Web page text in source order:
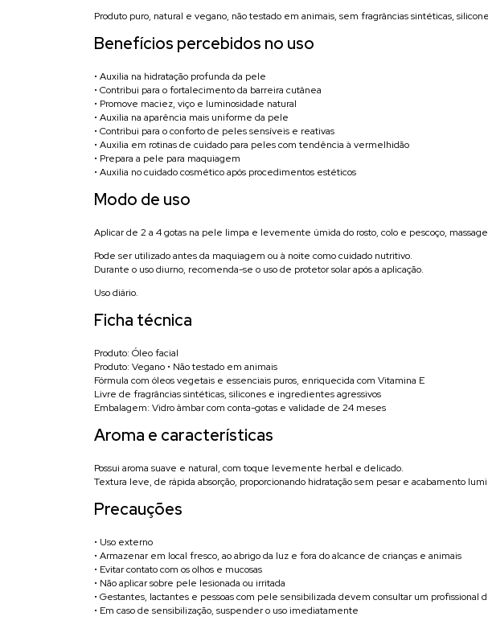
Produto puro, natural e vegano, não testado em animais, sem fragrâncias sintéticas,
Benefícios percebidos no uso
• Auxilia na hidratação profunda da pele
• Contribui para o fortalecimento da barreira cutânea
• Promove maciez, viço e luminosidade natural
• Auxilia na aparência mais uniforme da pele
• Contribui para o conforto de peles sensíveis e reativas
• Auxilia em rotinas de cuidado para peles com tendência à vermelhidão
• Prepara a pele para maquiagem
• Auxilia no cuidado cosmético após procedimentos estéticos
Modo de uso
Aplicar de 2 a 4 gotas na pele limpa e levemente úmida do rosto, colo e pescoço,
Pode ser utilizado antes da maquiagem ou à noite como cuidado nutritivo.
Durante o uso diurno, recomenda-se o uso de protetor solar após a aplicação.
Uso diário.
Ficha técnica
Produto: Óleo facial
Produto: Vegano • Não testado em animais
Fórmula com óleos vegetais e essenciais puros, enriquecida com Vitamina E
Livre de fragrâncias sintéticas, silicones e ingredientes agressivos
Embalagem: Vidro âmbar com conta-gotas e validade de 24 meses
Aroma e características
Possui aroma suave e natural, com toque levemente herbal e delicado.
Textura leve, de rápida absorção, proporcionando hidratação sem pesar e acabamento
Precauções
• Uso externo
• Armazenar em local fresco, ao abrigo da luz e fora do alcance de crianças e animais
• Evitar contato com os olhos e mucosas
• Não aplicar sobre pele lesionada ou irritada
• Gestantes, lactantes e pessoas com pele sensibilizada devem consultar um profissional
• Em caso de sensibilização, suspender o uso imediatamente